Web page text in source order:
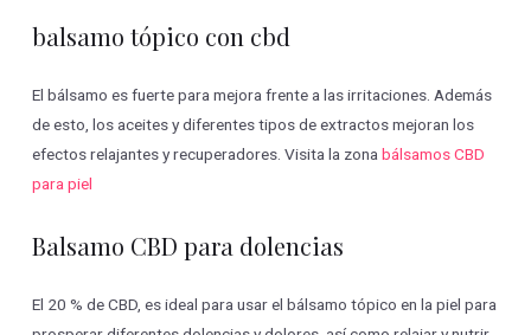
balsamo tópico con cbd
El bálsamo es fuerte para mejora frente a las irritaciones. Además
de esto, los aceites y diferentes tipos de extractos mejoran los
efectos relajantes y recuperadores. Visita la zonabálsamos CBD
para piel
Balsamo CBD para dolencias
El 20 % de CBD, es ideal para usar el bálsamo tópico en la piel para